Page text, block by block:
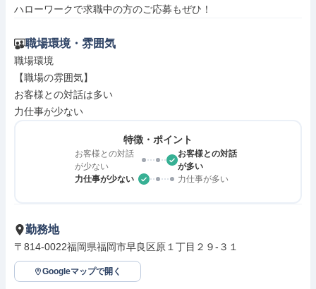
ハローワークで求職中の方のご応募もぜひ！
職場環境・雰囲気
職場環境
【職場の雰囲気】
お客様との対話は多い
力仕事が少ない
特徴・ポイント
お客様との対話
が少ない
お客様との対話
が多い
力仕事が少ない
力仕事が多い
勤務地
〒814-0022福岡県福岡市早良区原１丁目２９‐３１
Googleマップで開く